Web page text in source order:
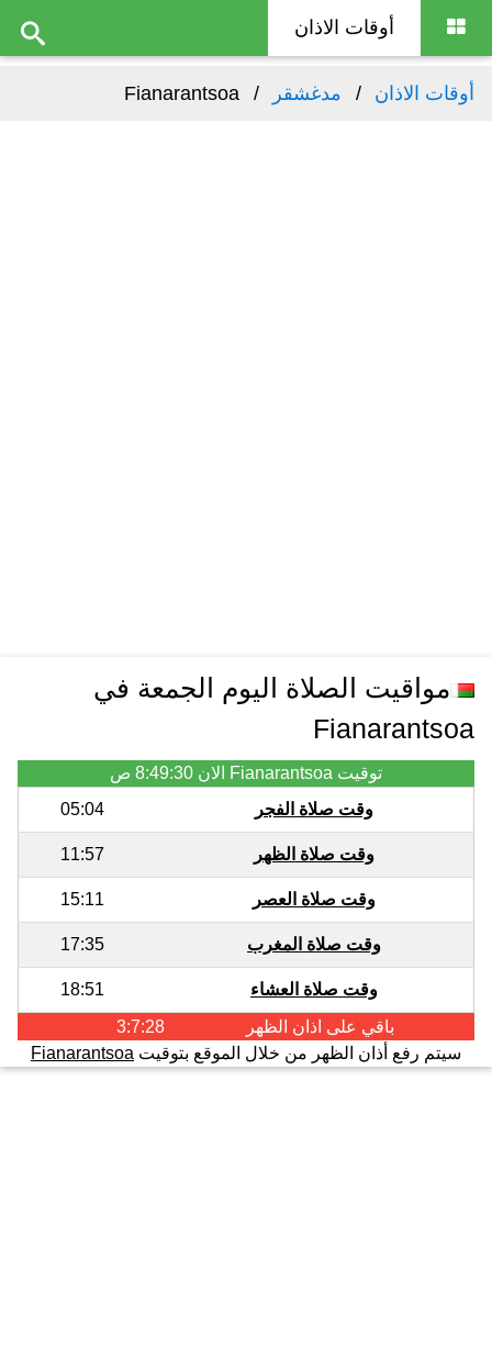
أوقات الاذان
أوقات الاذان مدغشقر Fianarantsoa
مواقيت الصلاة اليوم الجمعة في
Fianarantsoa
توقيت Fianarantsoa الان
8:49:30 ص
وقت صلاة الفجر
05:04
وقت صلاة الظهر 11:57
وقت صلاة العصر 15:11
وقت صلاة المغرب 17:35
وقت صلاة العشاء
18:51
باقي على اذان الظهر
3:7:28
سيتم رفع أذان الظهر من خلال الموقع بتوقيت Fianarantsoa